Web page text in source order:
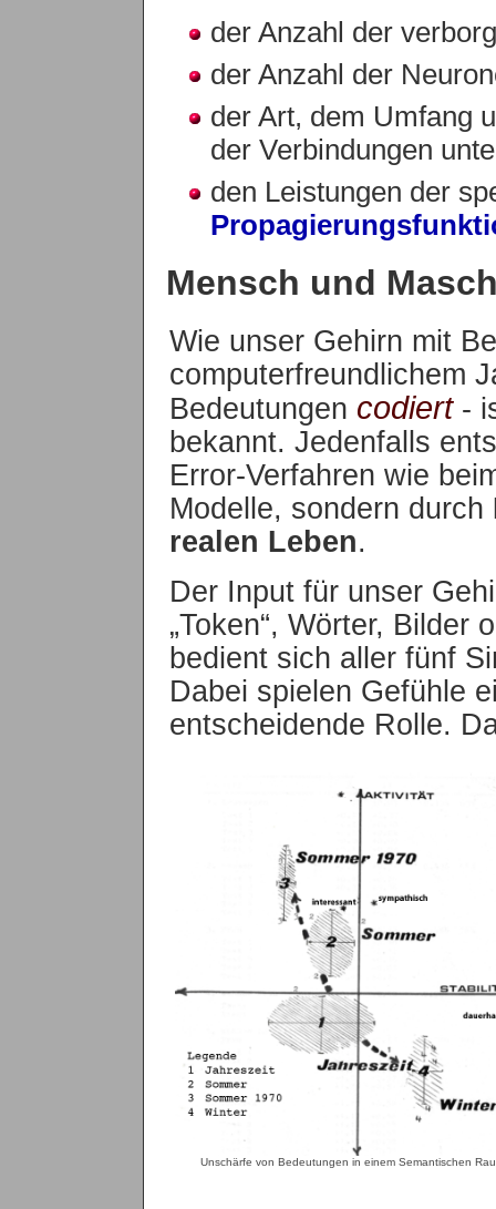
der Anzahl der
der Anzahl der
der Art, dem Umfang
der Verbindungen
den Leistungen der
Mensch und
Wie unser Gehirn mit
computerfreundlichem
Bedeutungen codiert-
bekannt. Jedenfalls
Error-Verfahren wie
Modelle, sondern durch
realen Leben.
Der Input für unser
„Token“, Wörter, Bilder
bedient sich aller fünf
Dabei spielen Gefühle
entscheidende Rolle.
Unschärfe von Bedeutungen in einem Semantischen